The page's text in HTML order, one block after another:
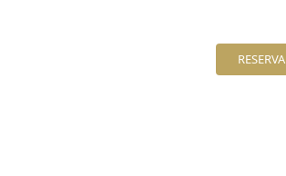
RESERVA